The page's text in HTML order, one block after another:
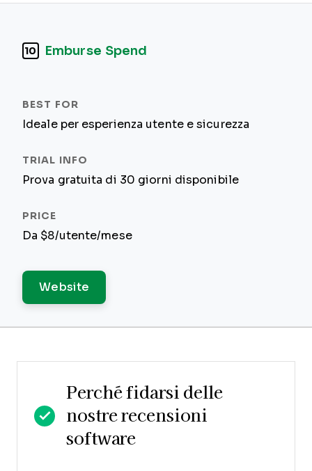
10 Emburse Spend
Ideale per esperienza utente e sicurezza
Prova gratuita di 30 giorni disponibile
Da $8/utente/mese
Website
Perché fidarsi delle
nostre recensioni
software